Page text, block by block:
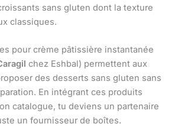
sans gluten dont la texture
classiques.
pour crème pâtissière instantanée
chez Eshbal) permettent aux
des desserts sans gluten sans
En intégrant ces produits
catalogue, tu deviens un partenaire
un fournisseur de boîtes.